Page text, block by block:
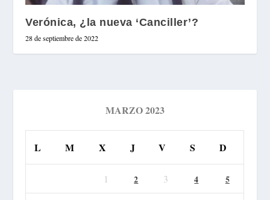
Verónica, ¿la nueva ‘Canciller’?
28 de septiembre de 2022
MARZO 2023
L M X J V S D
1 2 3 4 5